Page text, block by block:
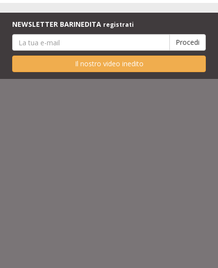
NEWSLETTER BARINEDITA registrati
Il nostro video inedito